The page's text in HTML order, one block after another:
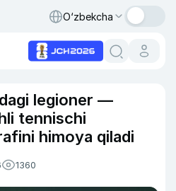
O‘zbekcha
legioner —
tennischi
himoya qiladi
1360